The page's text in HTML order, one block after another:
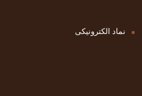
نماد الکترونیکی